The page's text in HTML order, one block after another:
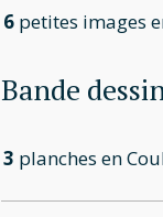
6 petites images
Bande
3 planches en